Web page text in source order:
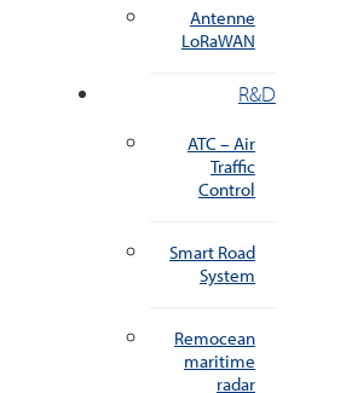
Antenne
LoRaWAN
R&D
ATC – Air
Traffic
Control
Smart Road
System
Remocean
maritime
radar